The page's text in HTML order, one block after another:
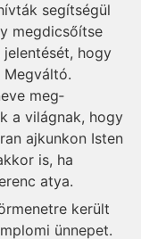
segítségül
megdicsőítse
jelentését, hogy
meg­
a világnak, hogy
ajkunkon Isten
is, ha
atya.
került
ünnepet.